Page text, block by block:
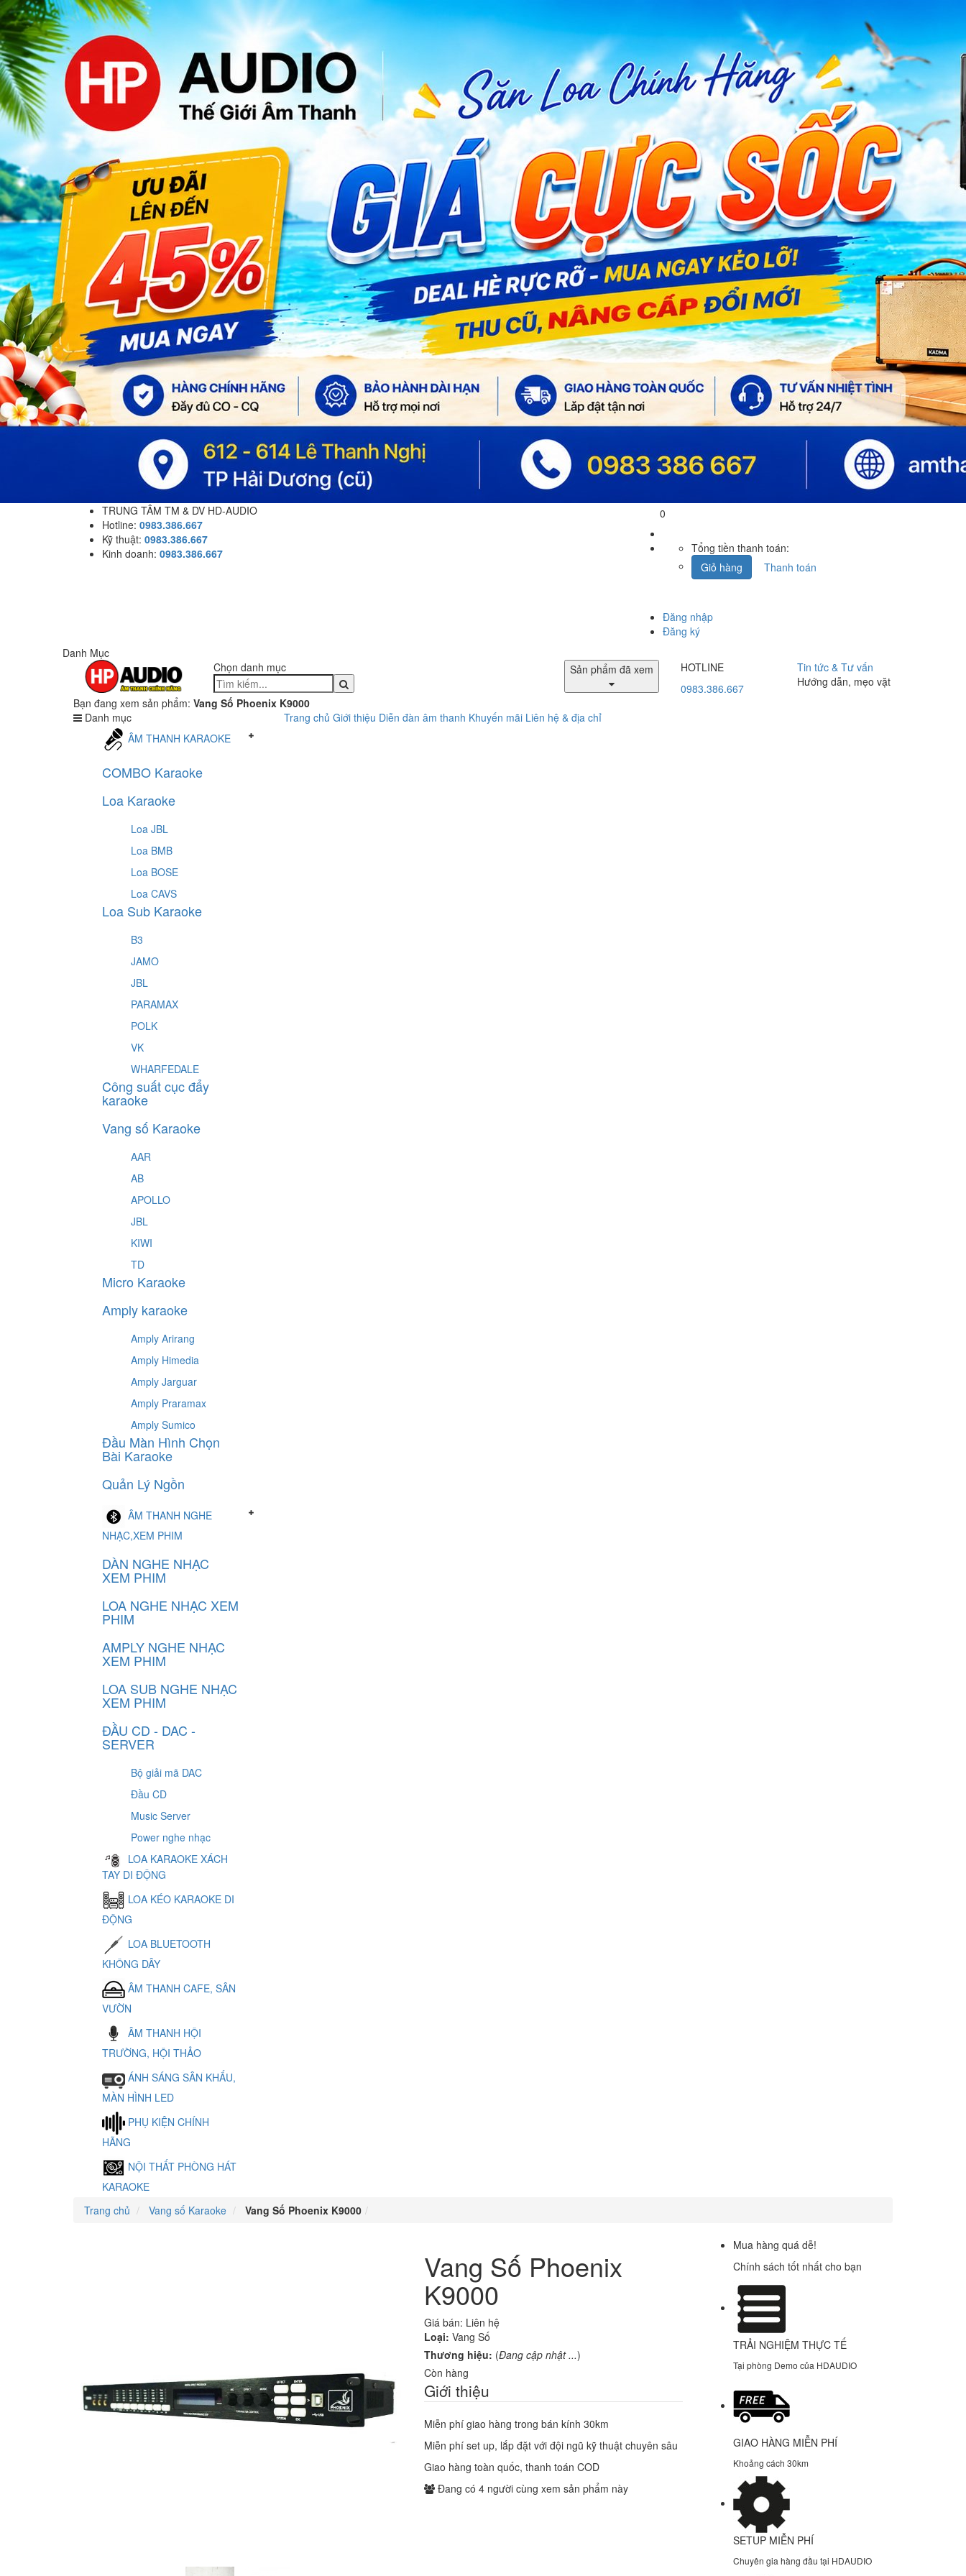
TRUNG TÂM TM & DV HD-AUDIO
Hotline: 0983.386.667
Kỹ thuật: 0983.386.667
Kinh doanh: 0983.386.667
0
Tổng tiền thanh toán:
Giỏ hàng
Thanh toán
Đăng nhập
Đăng ký
Danh Mục
Chọn danh mục
Sản phẩm đã xem
HOTLINE
0983.386.667
Tin tức & Tư vấn
Hướng dẫn, mẹo vặt
Bạn đang xem sản phẩm: Vang Số Phoenix K9000
Danh mục
ÂM THANH KARAOKE
COMBO Karaoke
Loa Karaoke
Loa JBL
Loa BMB
Loa BOSE
Loa CAVS
Loa Sub Karaoke
B3
JAMO
JBL
PARAMAX
POLK
VK
WHARFEDALE
Công suất cục đẩy
karaoke
Vang số Karaoke
AAR
AB
APOLLO
JBL
KIWI
TD
Micro Karaoke
Amply karaoke
Amply Arirang
Amply Himedia
Amply Jarguar
Amply Praramax
Amply Sumico
Đầu Màn Hình Chọn
Bài Karaoke
Quản Lý Ngồn
ÂM THANH NGHE
NHẠC,XEM PHIM
DÀN NGHE NHẠC
XEM PHIM
LOA NGHE NHẠC XEM
PHIM
AMPLY NGHE NHẠC
XEM PHIM
LOA SUB NGHE NHẠC
XEM PHIM
ĐẦU CD - DAC -
SERVER
Bộ giải mã DAC
Đầu CD
Music Server
Power nghe nhạc
LOA KARAOKE XÁCH
TAY DI ĐỘNG
LOA KÉO KARAOKE DI
ĐỘNG
LOA BLUETOOTH
KHÔNG DÂY
ÂM THANH CAFE, SÂN
VƯỜN
ÂM THANH HỘI
TRƯỜNG, HỘI THẢO
ÁNH SÁNG SÂN KHẤU,
MÀN HÌNH LED
PHỤ KIỆN CHÍNH
HÃNG
NỘI THẤT PHÒNG HÁT
KARAOKE
Trang chủ Giới thiệu Diễn đàn âm thanh Khuyến mãi Liên hệ & địa chỉ
Trang chủ Vang số Karaoke Vang Số Phoenix K9000
Vang Số Phoenix
K9000
Giá bán: Liên hệ
Loại: Vang Số
Thương hiệu: (Đang cập nhật ...)
Còn hàng
Giới thiệu
Miễn phí giao hàng trong bán kính 30km
Miễn phí set up, lắp đặt với đội ngũ kỹ thuật chuyên sâu
Giao hàng toàn quốc, thanh toán COD
Đang có 4người cùng xem sản phẩm này
Mua hàng quá dễ!
Chính sách tốt nhất cho bạn
TRẢI NGHIỆM THỰC TẾ
Tại phòng Demo của HDAUDIO
GIAO HÀNG MIỄN PHÍ
Khoảng cách 30km
SETUP MIỄN PHÍ
Chuyên gia hàng đầu tại HDAUDIO